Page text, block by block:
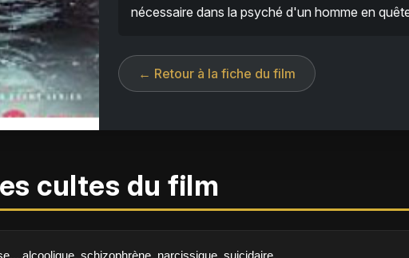
nécessaire dans la psyché d'un homme en
← Retour à la fiche du film
cultes du film